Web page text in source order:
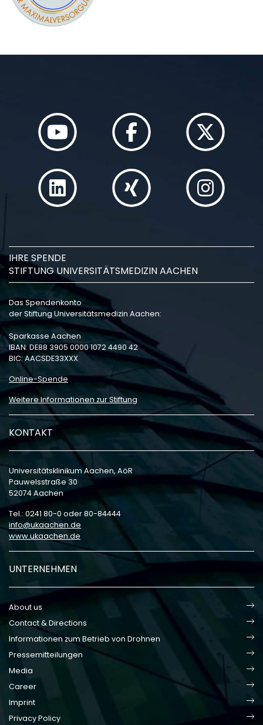
IHRE SPENDE
STIFTUNG UNIVERSITÄTSMEDIZIN AACHEN
Das Spendenkonto
der Stiftung Universitätsmedizin Aachen:
Sparkasse Aachen
IBAN: DE88 3905 0000 1072 4490 42
BIC: AACSDE33XXX
Online-Spende
Weitere Informationen zur Stiftung
KONTAKT
Universitätsklinikum Aachen, AöR
Pauwelsstraße 30
52074 Aachen
Tel.: 0241 80-0 oder 80-84444
info
ukaachen de
www.ukaachen.de
UNTERNEHMEN
About us
Contact & Directions
Informationen zum Betrieb von Drohnen
Pressemitteilungen
Media
Career
Imprint
Privacy Policy